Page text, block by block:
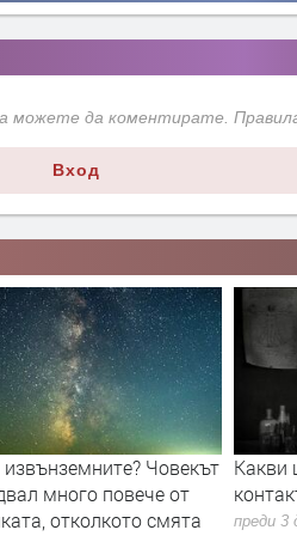
можете да коментирате.
Вход
Какви ще са последиците от
контакт с извънземен разум?
преди 3 дни